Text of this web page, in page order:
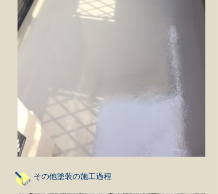
その他塗装の施工過程